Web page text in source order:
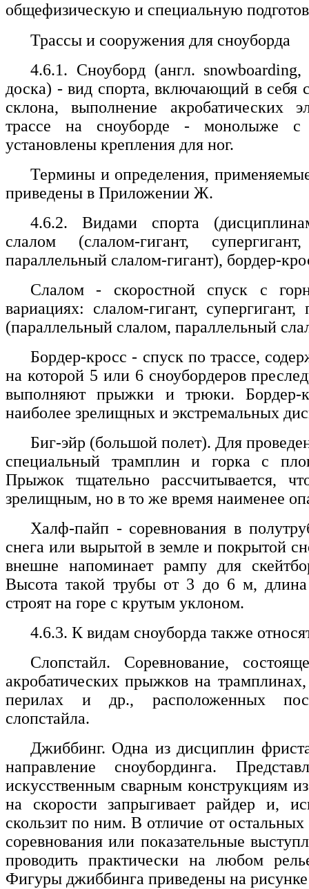
общефизическую и специальную
Трассы и сооружения для сноуборда
4.6.1. Сноуборд (англ.
доска) - вид спорта, включающий в себя
склона, выполнение акробатических
трассе на сноуборде - монолыже с
установлены крепления для ног.
Термины и определения,
приведены в Приложении Ж.
4.6.2. Видами спорта
слалом (слалом-гигант,
параллельный слалом-гигант), бордер-
Слалом - скоростной спуск с
вариациях: слалом-гигант,
(параллельный слалом, параллельный
Бордер-кросс - спуск по трассе,
на которой 5 или 6 сноубордеров
выполняют прыжки и трюки. Бордер-
наиболее зрелищных и экстремальных
Биг-эйр (большой полет). Для
специальный трамплин и горка с
Прыжок тщательно рассчитывается,
зрелищным, но в то же время наименее
Халф-пайп - соревнования в
снега или вырытой в земле и покрытой
внешне напоминает рампу для
Высота такой трубы от 3 до 6 м,
строят на горе с крутым уклоном.
4.6.3. К видам сноуборда также
Слопстайл. Соревнование,
акробатических прыжков на
перилах и др., расположенных
слопстайла.
Джиббинг. Одна из дисциплин
направление сноубординга.
искусственным сварным конструкциям
на скорости запрыгивает райдер и,
скользит по ним. В отличие от
соревнования или показательные
проводить практически на любом
Фигуры джиббинга приведены на